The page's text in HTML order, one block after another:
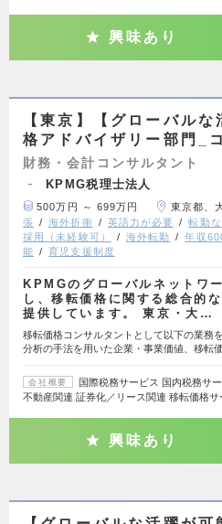
興味あり
【東京】【グローバル
格アドバイザリー部門_
財務・会計コンサルタント
KPMG税理士法人
500万円 ～ 699万円 東京都、
張
海外折衝 英語力が必要 転勤な
採用（未経験可）
海外転勤 年収
能
育児支援制度
KPMGのグローバルネットワ
し、移転価格に関する総合的
提供しています。 東京・大…
移転価格コンサルタントとして以下の業務
分析の手法を用いた企業・事業価値、移転
会社概要
国際税務サービス 国内税務サ
不動産関連 証券化／リース関連 移転価格
興味あり